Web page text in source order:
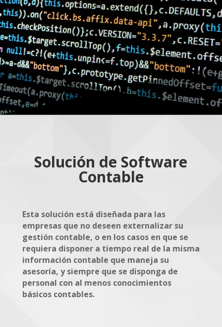
Solución de Software
Contable
Esta solución está diseñada para las
empresas que no deseen externalizar su
gestión contable, o en los casos en que se
requiera disponer a tiempo real de la misma
información contable que maneja su
asesoría, y siempre que se disponga de
personal con al menos conocimientos
básicos contables.